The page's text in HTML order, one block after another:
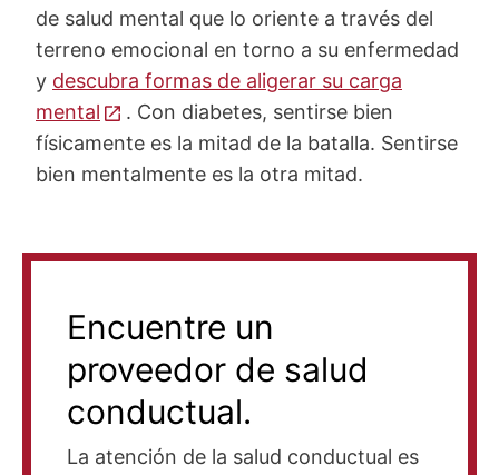
de salud mental que lo oriente a través del
terreno emocional en torno a su enfermedad
y descubra formas de aligerar su carga
mental
. Con diabetes, sentirse bien
físicamente es la mitad de la batalla. Sentirse
bien mentalmente es la otra mitad.
Encuentre un
proveedor de salud
conductual.
La atención de la salud conductual es